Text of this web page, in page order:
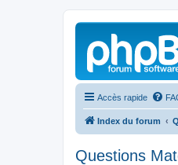
Accès rapide
Index du forum
Questions